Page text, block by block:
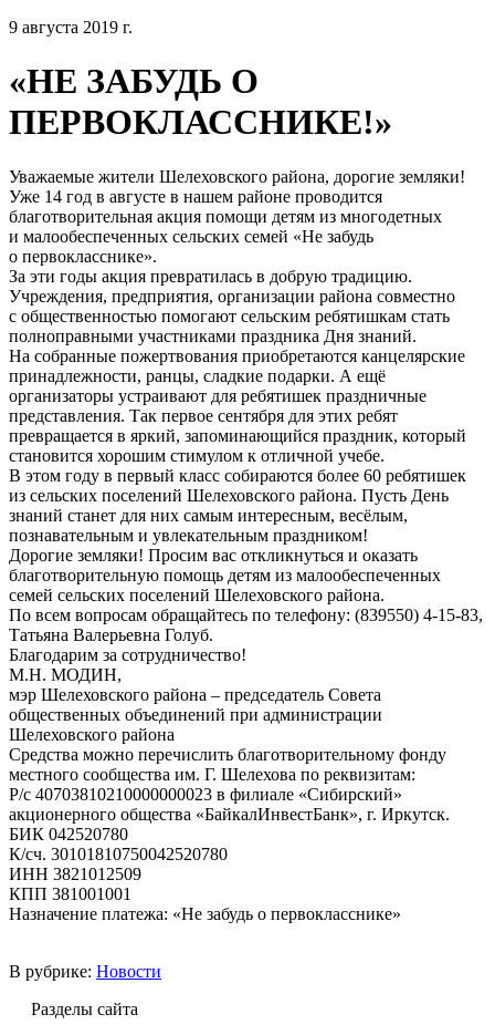
9 августа 2019 г.
«НЕ ЗАБУДЬ О
ПЕРВОКЛАССНИКЕ!»
Уважаемые жители Шелеховского района, дорогие земляки!
Уже 14 год в августе в нашем районе проводится
благотворительная акция помощи детям из многодетных
и малообеспеченных сельских семей «Не забудь
о первокласснике».
За эти годы акция превратилась в добрую традицию.
Учреждения, предприятия, организации района совместно
с общественностью помогают сельским ребятишкам стать
полноправными участниками праздника Дня знаний.
На собранные пожертвования приобретаются канцелярские
принадлежности, ранцы, сладкие подарки. А ещё
организаторы устраивают для ребятишек праздничные
представления. Так первое сентября для этих ребят
превращается в яркий, запоминающийся праздник, который
становится хорошим стимулом к отличной учебе.
В этом году в первый класс собираются более 60 ребятишек
из сельских поселений Шелеховского района. Пусть День
знаний станет для них самым интересным, весёлым,
познавательным и увлекательным праздником!
Дорогие земляки! Просим вас откликнуться и оказать
благотворительную помощь детям из малообеспеченных
семей сельских поселений Шелеховского района.
По всем вопросам обращайтесь по телефону: (839550) 4-15-83,
Татьяна Валерьевна Голуб.
Благодарим за сотрудничество!
М.Н. МОДИН,
мэр Шелеховского района – председатель Совета
общественных объединений при администрации
Шелеховского района
Средства можно перечислить благотворительному фонду
местного сообщества им. Г. Шелехова по реквизитам:
Р/с 40703810210000000023 в филиале «Сибирский»
акционерного общества «БайкалИнвестБанк», г. Иркутск.
БИК 042520780
К/сч. 30101810750042520780
ИНН 3821012509
КПП 381001001
Назначение платежа: «Не забудь о первокласснике»
В рубрике: Новости
Разделы сайта